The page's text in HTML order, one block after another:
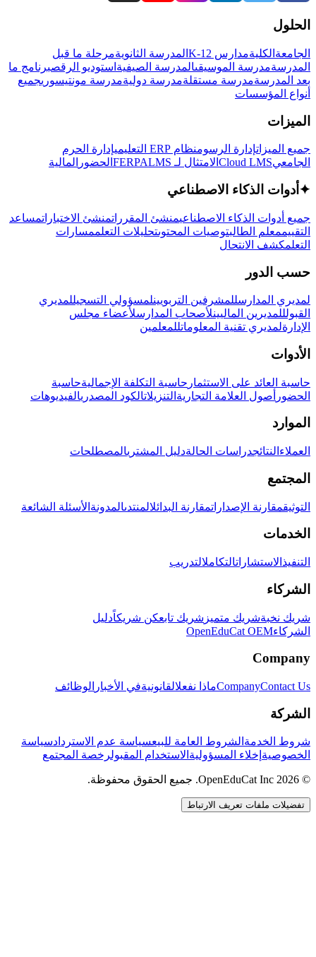
الحلول
الجامعة الكليةمدارس K-12 المدرسة الثانويةمرحلة ما قبل
المدرسةمدرسة الموسيقىالمدرسة الصيفية استوديو الرقصبرنامج ما
بعد المدرسةمدرسة مستقلةمدرسة دوليةمدرسة مونتيسوريجميع
أنواع المؤسسات
الميزات
جميع الميزاتإدارة الرسومنظام ERP التعليمي
إدارة الحرم
الجامعيCloud LMS الامتثال لـ FERPA LMS الحضور المالية
✦ أدوات الذكاء الاصطناعي
جميع أدوات الذكاء الاصطناعيمنشئ المقرراتمنشئ الاختباراتمساعد
التقييممعلم الطالبتوصيات المحتوىتحليلات التعلممسارات
التعلمكشف الانتحال
حسب الدور
لمديري المدارسللمشرفين التربويينلمسؤولي التسجيللمديري
القبولللمديرين الماليينلأصحاب المدارسلأعضاء مجلس
الإدارةلمديري تقنية المعلوماتللمعلمين
الأدوات
حاسبة العائد على الاستثمار حاسبة التكلفة الإجماليةحاسبة
الحضور أصول العلامة التجارية التنزيلاتالكود المصدريالفيديوهات
الموارد
العملاء النتائجدراسات الحالةدليل المشتريالمصطلحات
المجتمع
التوثيقمقارنة الإصداراتمقارنة البدائلالمنتدىالمدونة الأسئلة الشائعة
الخدمات
التنفيذ الاستشاراتالتكاملالتدريب
الشركاء
شريك نخبةشريك متميز شريك تابعكن شريكاًدليل
الشركاءOpenEduCat OEM
Company
CompanyContact Us ماذا نفعلالقانونيةفي الأخبار الوظائف
الشركة
شروط الخدمة الشروط العامة للبيعسياسة عدم الاستردادسياسة
الخصوصية إخلاء المسؤولية الاستخدام المقبولرخصة المجتمع
© 2026 OpenEduCat Inc. جميع الحقوق محفوظة.
تفضيلات ملفات تعريف الارتباط